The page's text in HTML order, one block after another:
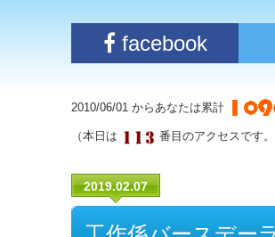
facebook
2010/06/01 からあなたは累計
（本日は 番目のアクセスです
2019.02.07